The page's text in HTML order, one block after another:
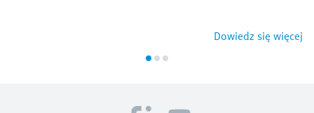
Dowiedz się więcej